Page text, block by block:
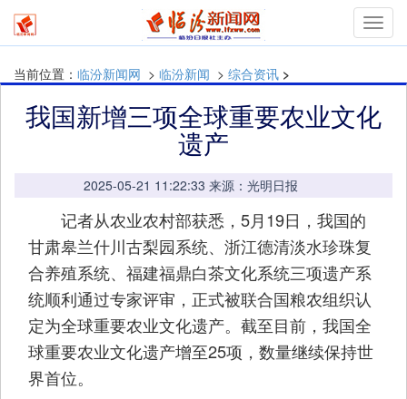
当前位置： 临汾新闻网 > 临汾新闻 > 综合资讯 >
我国新增三项全球重要农业文化
遗产
2025-05-21 11:22:33 来源：光明日报
记者从农业农村部获悉，5月19日，我国的
甘肃皋兰什川古梨园系统、浙江德清淡水珍珠复
合养殖系统、福建福鼎白茶文化系统三项遗产系
统顺利通过专家评审，正式被联合国粮农组织认
定为全球重要农业文化遗产。截至目前，我国全
球重要农业文化遗产增至25项，数量继续保持世
界首位。